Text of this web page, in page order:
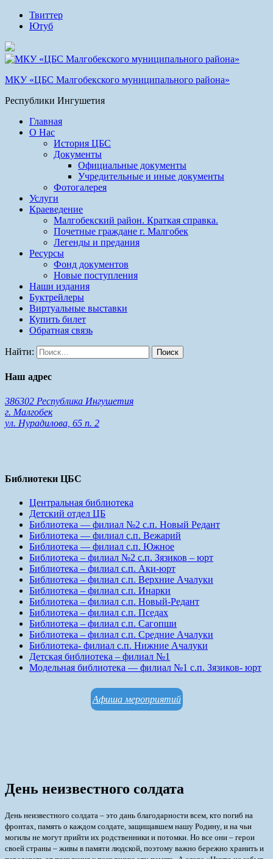
Твиттер
Ютуб
МКУ «ЦБС Малгобекского муниципального района»
Республики Ингушетия
Главная
О Нас
История ЦБС
Документы
Официальные документы
Учредительные и иные документы
Фотогалерея
Услуги
Краеведение
Малгобекский район. Краткая справка.
Почетные граждане г. Малгобек
Легенды и предания
Ресурсы
Фонд документов
Новые поступления
Наши издания
Буктрейлеры
Виртуальные выставки
Купить билет
Обратная связь
Найти:
Наш адрес
386302 Республика Ингушетия
г. Малгобек
ул. Нурадилова, 65 п. 2
Библиотеки ЦБС
Центральная библиотека
Детский отдел ЦБ
Библиотека — филиал №2 с.п. Новый Редант
Библиотека — филиал с.п. Вежарий
Библиотека — филиал с.п. Южное
Библиотека – филиал №2 с.п. Зязиков – юрт
Библиотека – филиал с.п. Аки-юрт
Библиотека – филиал с.п. Верхние Ачалуки
Библиотека – филиал с.п. Инарки
Библиотека – филиал с.п. Новый-Редант
Библиотека – филиал с.п. Пседах
Библиотека – филиал с.п. Сагопши
Библиотека – филиал с.п. Средние Ачалуки
Библиотека- филиал с.п. Нижние Ачалуки
Детская библиотека – филиал №1
Модельная библиотека — филиал №1 с.п. Зязиков- юрт
Афиша мероприятий
День неизвестного солдата
День неизвестного солдата – это дань благодарности всем, кто погиб на
фронтах, память о каждом солдате, защищавшем нашу Родину, и на чьи
могилы не могут прийти их родственники и потомки. Но все они – герои
своей страны – живы в памяти людской, поэтому важно бережно хранить и